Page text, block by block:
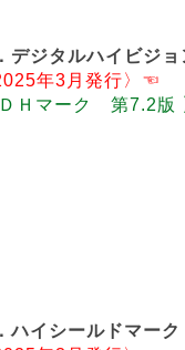
デジタルハイビジ
年3月発行〉☜
ＤＨマーク 第7.2版
ハイシールドマー